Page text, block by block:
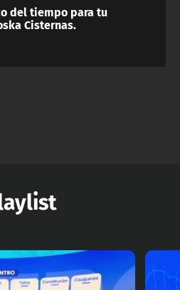
del tiempo para tu
Cisternas.